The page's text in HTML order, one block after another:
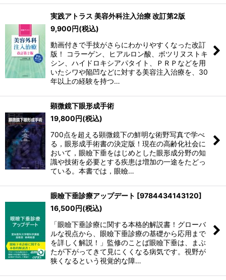
実践アトラス 美容外科注入治療 改訂第2版
9,900円(税込)
動画付きで手技がさらにわかりやすくなった改訂
版！ コラーゲン、ヒアルロン酸、ボツリヌストキ
シン、ハイドロキシアパタイト、ＰＲＰなどを用
いたシワや陥凹などに対する美容注入治療を、30
年以上の経験を持つ…
顕微鏡下眼形成手術
19,800円(税込)
700点を超える顕微鏡下の鮮明な術野写真で学べ
る，眼形成手術書の決定版！現在の高齢化社会に
おいて，眼瞼下垂をはじめとした眼形成分野の知
識や技術を必要とする疾患は増加の一途をたどっ
ている。本書では，眼瞼…
眼瞼下垂診療アップデート [9784434143120]
16,500円(税込)
「眼瞼下垂診療に関する本格的解説書！グローバ
ルな視点から、眼瞼下垂診療の基礎から応用まで
を詳しく解説！」監修のことば眼瞼下垂は、まぶ
たが下がってきて見にくくなる病気です。視野が
狭くなるという視覚的な障…